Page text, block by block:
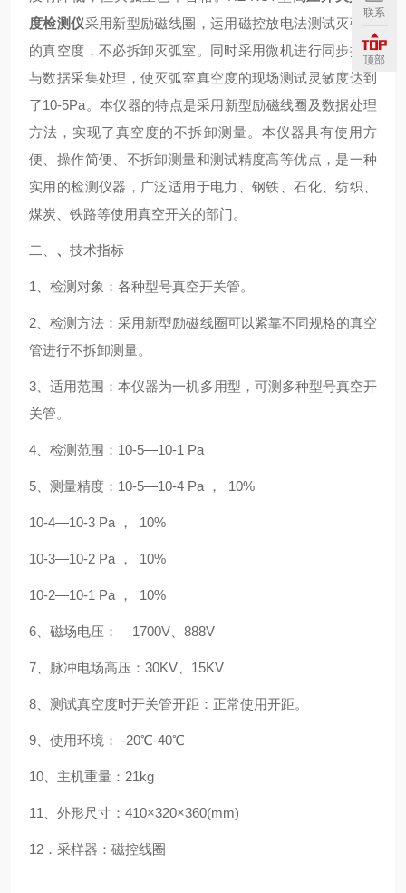
度检测仪采用新型励磁线圈，运用磁控放电法测试灭弧室
的真空度，不必拆卸灭弧室。同时采用微机进行同步控制
与数据采集处理，使灭弧室真空度的现场测试灵敏度达到
了10-5Pa。本仪器的特点是采用新型励磁线圈及数据处理
方法，实现了真空度的不拆卸测量。本仪器具有使用方
便、操作简便、不拆卸测量和测试精度高等优点，是一种
实用的检测仪器，广泛适用于电力、钢铁、石化、纺织、
煤炭、铁路等使用真空开关的部门。
二、 、 技术指标
1、检测对象：各种型号真空开关管。
2、检测方法：采用新型励磁线圈可以紧靠不同规格的真空
管进行不拆卸测量。
3、适用范围：本仪器为一机多用型，可测多种型号真空开
关管。
4、检测范围：10-5—10-1 Pa
5、测量精度：10-5—10-4 Pa ， 10%
10-4—10-3 Pa ， 10%
10-3—10-2 Pa ， 10%
10-2—10-1 Pa ， 10%
6、磁场电压： 1700V、888V
7、脉冲电场高压：30KV、15KV
8、测试真空度时开关管开距：正常使用开距。
9、使用环境： -20℃-40℃
10、主机重量：21kg
11、外形尺寸：410×320×360(mm)
12．采样器：磁控线圈
联系
顶部